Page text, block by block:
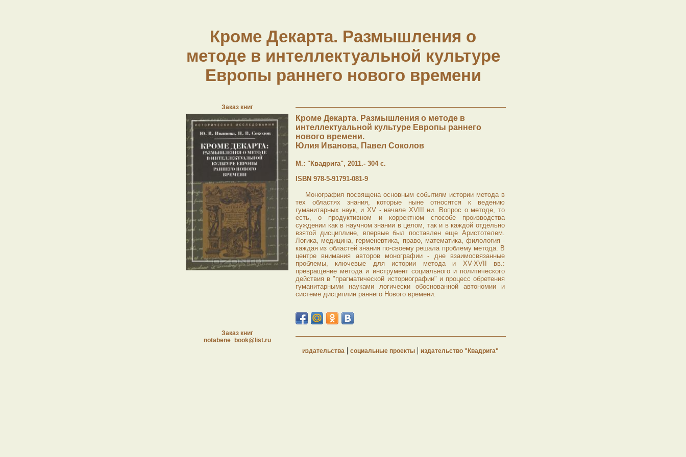
Кроме Декарта. Размышления о
методе в интеллектуальной культуре
Европы раннего нового времени
Заказ книг
Кроме Декарта. Размышления о методе в
интеллектуальной культуре Европы раннего
нового времени.
Юлия Иванова, Павел Соколов
М.: "Квадрига", 2011.- 304 с.
ISBN 978-5-91791-081-9
Монография посвящена основным событиям истории метода в
тех областях знания, которые ныне относятся к ведению
гуманитарных наук, и XV - начале XVIII ни. Вопрос о методе, то
есть, о продуктивном и корректном способе производства
суждении как в научном знании в целом, так и в каждой отдельно
взятой дисциплине, впервые был поставлен еще Аристотелем.
Логика, медицина, герменевтика, право, математика, филология -
каждая из областей знания по-своему решала проблему метода. В
центре внимания авторов монографии - дне взаимосвязанные
проблемы, ключевые для истории метода и XV-XVII вв.:
превращение метода и инструмент социального и политического
действия в "прагматической историографии" и процесс обретения
гуманитарными науками логически обоснованной автономии и
системе дисциплин раннего Нового времени.
Заказ книг
notabene_book@list.ru
издательства | социальные проекты| издательство "Квадрига"